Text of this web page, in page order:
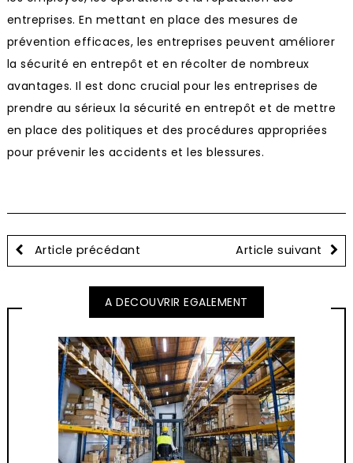
entreprises. En mettant en place des mesures de
prévention efficaces, les entreprises peuvent améliorer
la sécurité en entrepôt et en récolter de nombreux
avantages. Il est donc crucial pour les entreprises de
prendre au sérieux la sécurité en entrepôt et de mettre
en place des politiques et des procédures appropriées
pour prévenir les accidents et les blessures.
Article précédant Article suivant
A DECOUVRIR EGALEMENT